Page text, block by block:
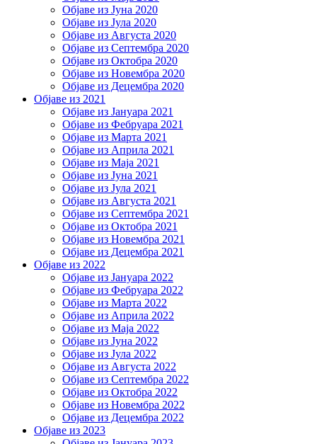
Објаве из Јуна 2020
Објаве из Јула 2020
Објаве из Августа 2020
Објаве из Септембра 2020
Објаве из Октобра 2020
Објаве из Новембра 2020
Објаве из Децембра 2020
Објаве из 2021
Објаве из Јануара 2021
Објаве из Фебруара 2021
Објаве из Марта 2021
Објаве из Априла 2021
Објаве из Маја 2021
Објаве из Јуна 2021
Објаве из Јула 2021
Објаве из Августа 2021
Објаве из Септембра 2021
Објаве из Октобра 2021
Објаве из Новембра 2021
Објаве из Децембра 2021
Објаве из 2022
Објаве из Јануара 2022
Објаве из Фебруара 2022
Објаве из Марта 2022
Објаве из Априла 2022
Објаве из Маја 2022
Објаве из Јуна 2022
Објаве из Јула 2022
Објаве из Августа 2022
Објаве из Септембра 2022
Објаве из Октобра 2022
Објаве из Новембра 2022
Објаве из Децембра 2022
Објаве из 2023